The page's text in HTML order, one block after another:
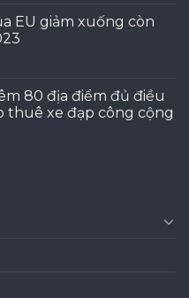
EU giảm xuống còn
80 địa điểm đủ điều
thuê xe đạp công cộng